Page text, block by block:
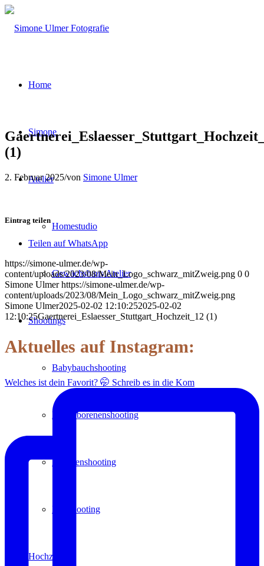
Home
Simone
Atelier
Homestudio
Gewächshaus Atelier
Shootings
Babybauchshooting
Neugeborenenshooting
Familienshooting
Paarshooting
Hochzeit
(1)
2. Februar 2025/von Simone Ulmer
Eintrag teilen
Teilen auf WhatsApp
https://simone-ulmer.de/wp-
content/uploads/2023/08/Mein_Logo_schwarz_mitZweig.png 0 0
Simone Ulmer https://simone-ulmer.de/wp-
content/uploads/2023/08/Mein_Logo_schwarz_mitZweig.png
Simone Ulmer2025-02-02 12:10:252025-02-02
12:10:25Gaertnerei_Eslaesser_Stuttgart_Hochzeit_12 (1)
Aktuelles auf Instagram:
Welches ist dein Favorit? 🤭 Schreib es in die Kom